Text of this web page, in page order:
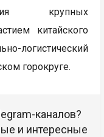
крупных
китайского
логистический
горокруге.
каналов?
и интересные